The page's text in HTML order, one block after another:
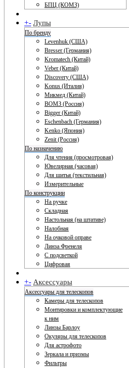
БПЦ (КОМЗ)
+- Лупы
По бренду
Levenhuk (США)
Bresser (Германия)
Kromatech (Китай)
Veber (Китай)
Discovery (США)
Konus (Италия)
Микмед (Китай)
ВОМЗ (Россия)
Bigger (Китай)
Eschenbach (Германия)
Kenko (Япония)
Zenit (Россия)
По назначению
Для чтения (просмотровая)
Ювелирная (часовая)
Для шитья (текстильная)
Измерительные
По конструкции
На ручке
Складная
Настольная (на штативе)
Налобная
На очковой оправе
Линза Френеля
С подсветкой
Цифровая
+- Аксессуары
Аксессуары для телескопов
Камеры для телескопов
Монтировки и комплектующие
к ним
Линзы Барлоу
Окуляры для телескопов
Для астрофото
Зеркала и призмы
Фильтры